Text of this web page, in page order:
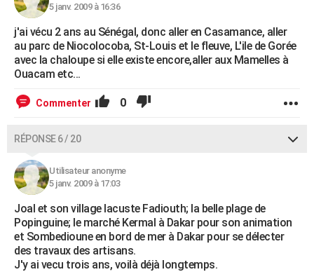
5 janv. 2009 à 16:36
j'ai vécu 2 ans au Sénégal, donc aller en Casamance, aller
au parc de Niocolocoba, St-Louis et le fleuve, L'ile de Gorée
avec la chaloupe si elle existe encore,aller aux Mamelles à
Ouacam etc...
Commenter 0
RÉPONSE 6 / 20
Utilisateur anonyme
5 janv. 2009 à 17:03
Joal et son village lacuste Fadiouth; la belle plage de
Popinguine; le marché Kermal à Dakar pour son animation
et Sombedioune en bord de mer à Dakar pour se délecter
des travaux des artisans.
J'y ai vecu trois ans, voilà déjà longtemps.